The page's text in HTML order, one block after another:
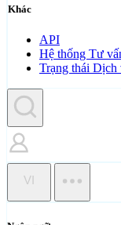
Khác
API
Hệ thống Tư
Trạng thái Dịch
VI